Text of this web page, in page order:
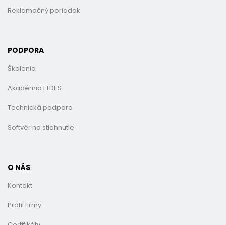
Reklamačný poriadok
PODPORA
Školenia
Akadémia ELDES
Technická podpora
Softvér na stiahnutie
O NÁS
Kontakt
Profil firmy